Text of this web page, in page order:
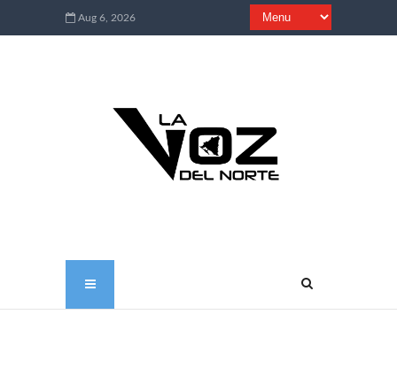
Aug 6, 2026